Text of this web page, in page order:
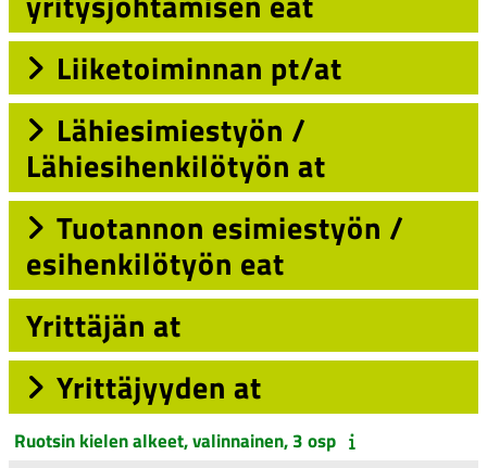
Liiketoiminnan pt/at
Lähiesimiestyön /
Lähiesihenkilötyön at
Tuotannon esimiestyön /
esihenkilötyön eat
Yrittäjän at
Yrittäjyyden at
Ruotsin kielen alkeet, valinnainen, 3 osp